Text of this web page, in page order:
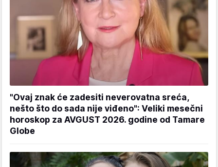
"Ovaj znak će zadesiti neverovatna sreća,
nešto što do sada nije viđeno": Veliki mesečni
horoskop za AVGUST 2026. godine od Tamare
Globe